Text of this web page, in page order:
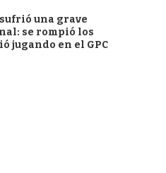
una grave
se rompió los
jugando en el GPC